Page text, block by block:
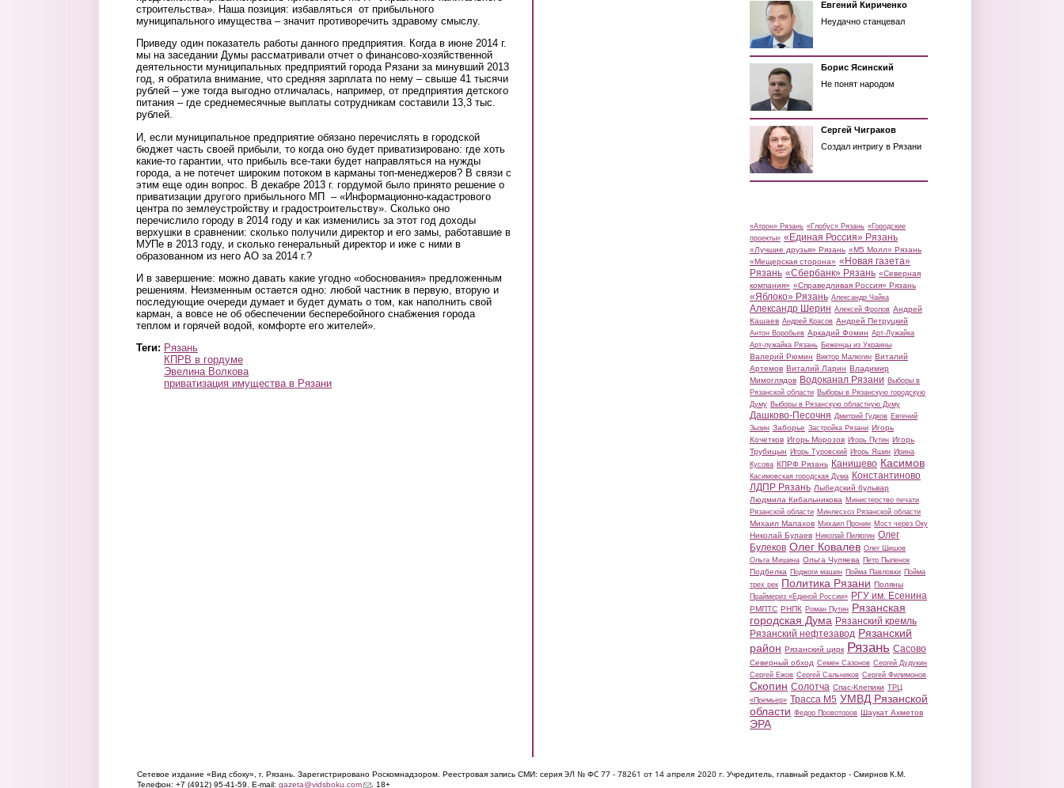
строительства». Наша позиция: избавляться от прибыльного
муниципального имущества – значит противоречить здравому смыслу.
Приведу один показатель работы данного предприятия. Когда в июне 2014 г.
мы на заседании Думы рассматривали отчет о финансово-хозяйственной
деятельности муниципальных предприятий города Рязани за минувший 2013
год, я обратила внимание, что средняя зарплата по нему – свыше 41 тысячи
рублей – уже тогда выгодно отличалась, например, от предприятия детского
питания – где среднемесячные выплаты сотрудникам составили 13,3 тыс.
рублей.
И, если муниципальное предприятие обязано перечислять в городской
бюджет часть своей прибыли, то когда оно будет приватизировано: где хоть
какие-то гарантии, что прибыль все-таки будет направляться на нужды
города, а не потечет широким потоком в карманы топ-менеджеров? В связи с
этим еще один вопрос. В декабре 2013 г. гордумой было принято решение о
приватизации другого прибыльного МП – «Информационно-кадастрового
центра по землеустройству и градостроительству». Сколько оно
перечислило городу в 2014 году и как изменились за этот год доходы
верхушки в сравнении: сколько получили директор и его замы, работавшие в
МУПе в 2013 году, и сколько генеральный директор и иже с ними в
образованном из него АО за 2014 г.?
И в завершение: можно давать какие угодно «обоснования» предложенным
решениям. Неизменным остается одно: любой частник в первую, вторую и
последующие очереди думает и будет думать о том, как наполнить свой
карман, а вовсе не об обеспечении бесперебойного снабжения города
теплом и горячей водой, комфорте его жителей».
Теги: Рязань
КПРВ в гордуме
Эвелина Волкова
приватизация имущества в Рязани
Евгений Кириченко
Неудачно станцевал
Борис Ясинский
Не понят народом
Сергей Чиграков
Создал интригу в Рязани
«Атрон» Рязань «Глобус» Рязань «Городские
проекты» «Единая Россия» Рязань
«Лучшие друзья» Рязань «М5 Молл» Рязань
«Мещерская сторона» «Новая газета»
Рязань «Сбербанк» Рязань «Северная
компания» «Справедливая Россия» Рязань
«Яблоко» Рязань Александр Чайка
Александр Шерин Алексей Фролов Андрей
Кашаев Андрей Красов Андрей Петруцкий
Антон Воробьев Аркадий Фомин Арт-Лужайка
Арт-лужайка Рязань Беженцы из Украины
Валерий Рюмин Виктор Малюгин Виталий
Артемов Виталий Ларин Владимир
Мимоглядов Водоканал Рязани Выборы в
Рязанской области Выборы в Рязанскую городскую
Думу Выборы в Рязанскую областную Думу
Дашково-Песочня Дмитрий Гудков Евгений
Зызин Заборье Застройка Рязани Игорь
Кочетков Игорь Морозов Игорь Путин Игорь
Трубицын Игорь Туровский Игорь Яшин Ирина
Кусова КПРФ Рязань Канищево Касимов
Касимовская городская Дума Константиново
ЛДПР Рязань Лыбедский бульвар
Людмила Кибальникова Министерство печати
Рязанской области Минлесхоз Рязанской области
Михаил Малахов Михаил Пронин Мост через Оку
Николай Булаев Николай Пилюгин Олег
Булеков Олег Ковалев Олег Шишов
Ольга Мишина Ольга Чуляева Петр Пыленок
Подбелка Поджоги машин Пойма Павловки Пойма
трех рек Политика Рязани Поляны
Праймериз «Единой России» РГУ им. Есенина
РМПТС РНПК Роман Путин Рязанская
городская Дума Рязанский кремль
Рязанский нефтезавод Рязанский
район Рязанский цирк Рязань Сасово
Северный обход Семен Сазонов Сергей Дудукин
Сергей Ежов Сергей Сальников Сергей Филимонов
Скопин Солотча Спас-Клепики ТРЦ
«Премьер» Трасса М5 УМВД Рязанской
области Федор Провоторов Шаукат Ахметов
ЭРА
Сетевое издание «Вид сбоку», г. Рязань. Зарегистрировано Роскомнадзором. Реестровая запись СМИ: серия ЭЛ № ФС 77 - 78261 от 14 апреля 2020 г. Учредитель, главный редактор - Смирнов К.М.
Телефон: +7 (4912) 95-41-59. E-mail: gazeta@vidsboku.com(link sends e-mail)
. 18+